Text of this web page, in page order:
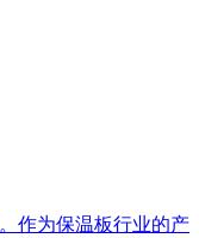
作为保温板行业的产